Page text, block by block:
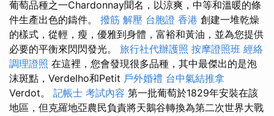
葡萄品種之一Chardonnay聞名，以涼爽，中等和溫暖的條
件生產出色的鑄件。 撥筋 解壓 台胞證 香港 創建一堆乾燥
的樣式，從輕，瘦，優雅到身體，富裕和黃油，並為您提供
必要的平衡來閃閃發光。 旅行社代辦護照 按摩證照班 經絡
調理證照 在這裡，您會發現很多品種，其中最傑出的是泡
沫斑點，Verdelho和Petit 戶外婚禮 台中氣結推拿
Verdot。 記帳士 考試內容 第一批葡萄於1829年安裝在該
地區，但克羅地亞農民負責將天鵝谷轉換為第二次世界大戰